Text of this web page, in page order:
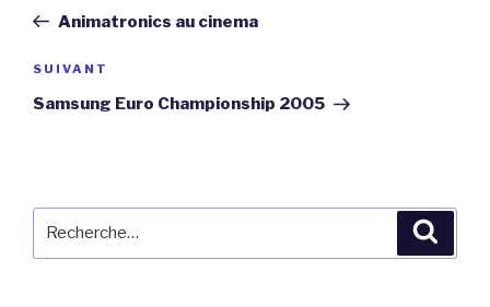
l’article
précédent
Animatronics au cinema
Article
suivant
SUIVANT
Samsung Euro Championship 2005